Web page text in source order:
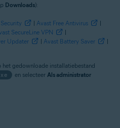
Downloads):
| Avast Free Antivirus
|
SecureLine VPN
|
Updater | Avast Battery Saver
|
gedownloade installatiebestand
en selecteer Als administrator